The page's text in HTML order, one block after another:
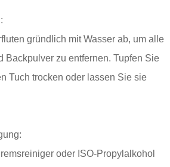
gründlich mit Wasser ab, um alle
Backpulver zu entfernen. Tupfen Sie
Tuch trocken oder lassen Sie sie
oder ISO-Propylalkohol